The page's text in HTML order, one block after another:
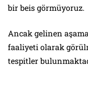
bir beis görmüyoruz.
Ancak gelinen
faaliyeti olarak
tespitler